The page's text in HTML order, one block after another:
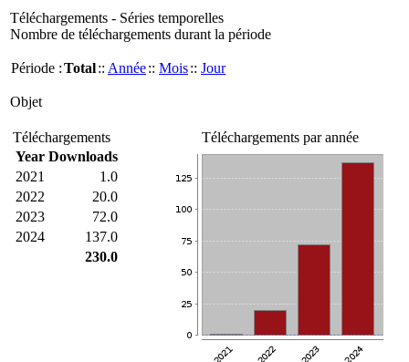
Téléchargements - Séries temporelles
Nombre de téléchargements durant la période
Période :Total:: Année:: Mois:: Jour
Objet
Téléchargements
Year Downloads
2021
1.0
2022
20.0
2023
72.0
2024
137.0
230.0
Téléchargements par année